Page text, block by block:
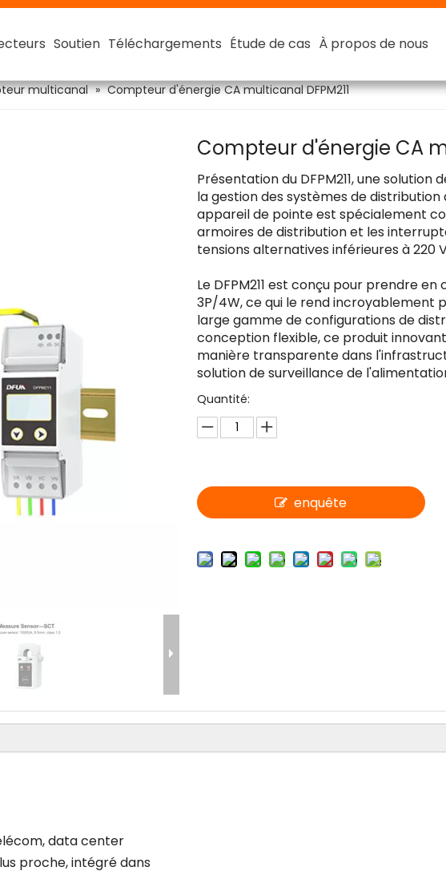
Soutien Téléchargements Étude de cas À propos de nous
Soutien Téléchargements Étude de cas À propos de nous
Soutien Téléchargements Étude de cas À propos de nous
Soutien Téléchargements Étude de cas À propos de nous
multicanal » Compteur d'énergie CA multicanal DFPM211
Compteur d'énergie CA
Présentation du DFPM211, une
la gestion des systèmes de
appareil de pointe est spécialement
armoires de distribution et les
tensions alternatives inférieures à 220
Le DFPM211 est conçu pour prendre
3P/4W, ce qui le rend incroyablement
large gamme de configurations de
conception flexible, ce produit
manière transparente dans
solution de surveillance de
Quantité:
enquête
data center
proche, intégré dans